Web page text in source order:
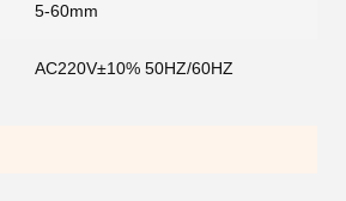
5-60mm
AC220V±10% 50HZ/60HZ